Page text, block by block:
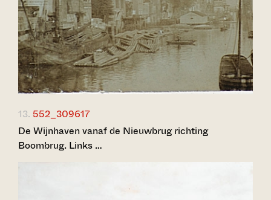
13. 552_309617
De Wijnhaven vanaf de Nieuwbrug richting
Boombrug. Links …